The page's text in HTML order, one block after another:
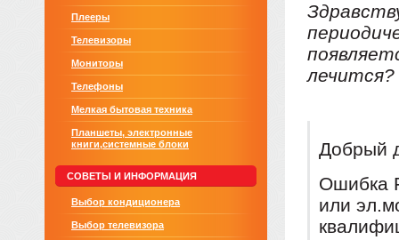
Плееры
Телевизоры
Мониторы
Телефоны
Мелкая бытовая техника
Планшеты, электронные
книги,системные блоки
СОВЕТЫ И ИНФОРМАЦИЯ
Выбор кондиционера
Выбор телевизора
лечится?
Добрый
Ошибка
или